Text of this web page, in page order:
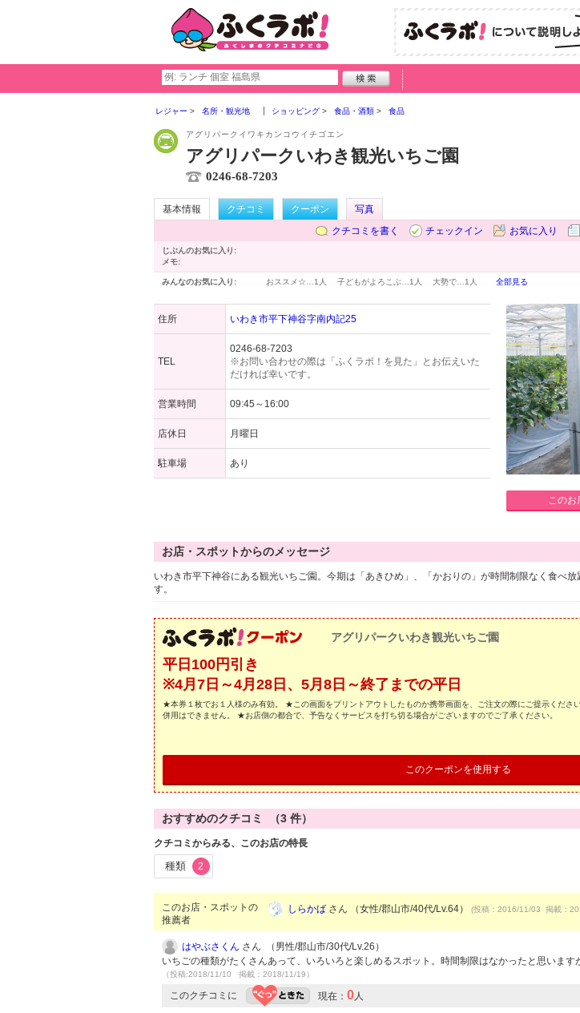
レジャー 名所・観光地 ショッピング 食品・酒類 食品
アグリパークイワキカンコウイチゴエン
アグリパークいわき観光いちご園
0246-68-7203
基本情報 クチコミ クーポン
写真
クチコミを書く
チェックイン お気に入り
じぶんのお気に入り:
メモ:
みんなのお気に入り: おススメ☆… 1人 子どもがよろこぶ… 1人 大勢で… 1人 全部見る
住所 いわき市平下神谷字南内記25
TEL
0246-68-7203
※お問い合わせの際は「ふくラボ！を見た」とお伝えいた
だければ幸いです。
営業時間 09:45～16:00
店休日 月曜日
駐車場 あり
このお
お店・スポットからのメッセージ
いわき市平下神谷にある観光いちご園。今期は「あきひめ」、「かおりの」が時間制限なく食べ
す。
アグリパークいわき観光いちご園
平日100円引き
※4月7日～4月28日、5月8日～終了までの平日
★本券１枚でお１人様のみ有効。 ★この画面をプリントアウトしたものか携帯画面を、ご注文の際にご提示くださ
併用はできません。 ★お店側の都合で、予告なくサービスを打ち切る場合がございますのでご了承ください。
このクーポンを使用する
おすすめのクチコミ （3 件）
クチコミからみる、このお店の特長
種類 2
このお店・スポットの
推薦者
しらかば さん （女性/郡山市/40代/Lv.64） (投稿：2016/11/03 掲載：
はやぶさくん さん （男性/郡山市/30代/Lv.26）
いちごの種類がたくさんあって、いろいろと楽しめるスポット。時間制限はなかったと思います
（投稿:2018/11/10 掲載：2018/11/19）
このクチコミに 現在： 0 人